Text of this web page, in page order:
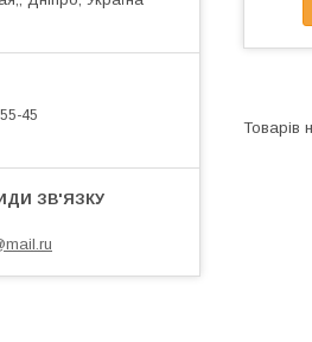
45